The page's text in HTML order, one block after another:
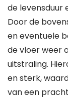
de levensduur
Door de
en eventuele
de vloer weer
uitstraling.
en sterk,
van een